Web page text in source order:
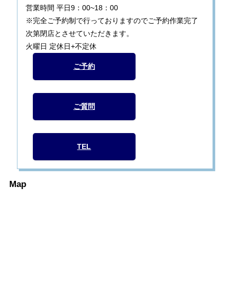
営業時間 平日9：00~18：00
※完全ご予約制で行っておりますのでご予約作業完了
次第閉店とさせていただきます。
火曜日 定休日+不定休
ご予約
ご質問
TEL
Map